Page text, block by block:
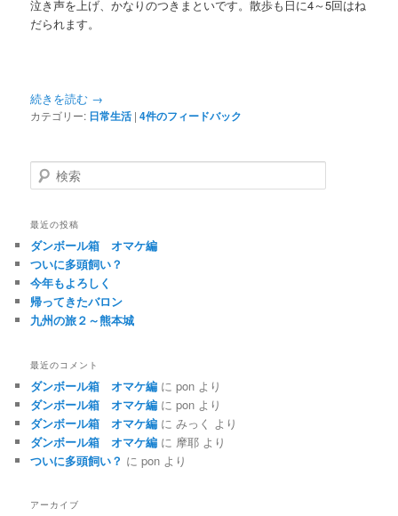
泣き声を上げ、かなりのつきまといです。散歩も日に4～5回はね
だられます。
続きを読む →
カテゴリー: 日常生活 |4件のフィードバック
検
索
最近の投稿
ダンボール箱 オマケ編
ついに多頭飼い？
今年もよろしく
帰ってきたバロン
九州の旅２～熊本城
最近のコメント
ダンボール箱 オマケ編 にpon より
ダンボール箱 オマケ編 にpon より
ダンボール箱 オマケ編 にみっく より
ダンボール箱 オマケ編 に 摩耶 より
ついに多頭飼い？ にpon より
アーカイブ